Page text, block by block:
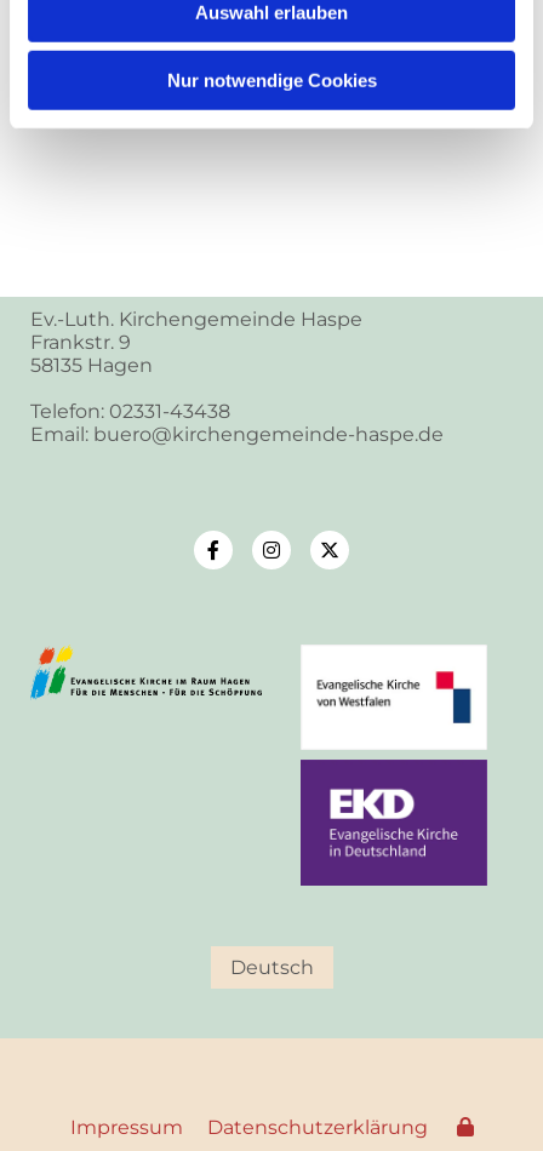
Auswahl erlauben
Nur notwendige Cookies
Ev.-Luth. Kirchengemeinde Haspe
Frankstr. 9
58135 Hagen
Telefon: 02331-43438
Email: buero@kirchengemeinde-haspe.de
Deutsch
Impressum
Datenschutzerklärung